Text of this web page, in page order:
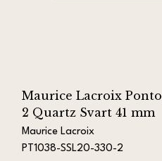
Maurice Lacroix
2 Quartz Svart 41 mm
Maurice Lacroix
PT1038-SSL20-330-2